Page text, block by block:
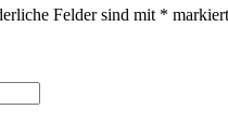
Felder sind mit * markiert